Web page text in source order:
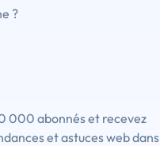
?
000 abonnés et recevez
et astuces web dans